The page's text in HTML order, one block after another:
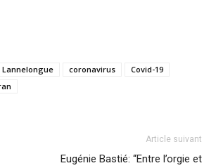
Lannelongue coronavirus
Covid-19
Article suivant
Eugénie Bastié: “Entre l’orgie et